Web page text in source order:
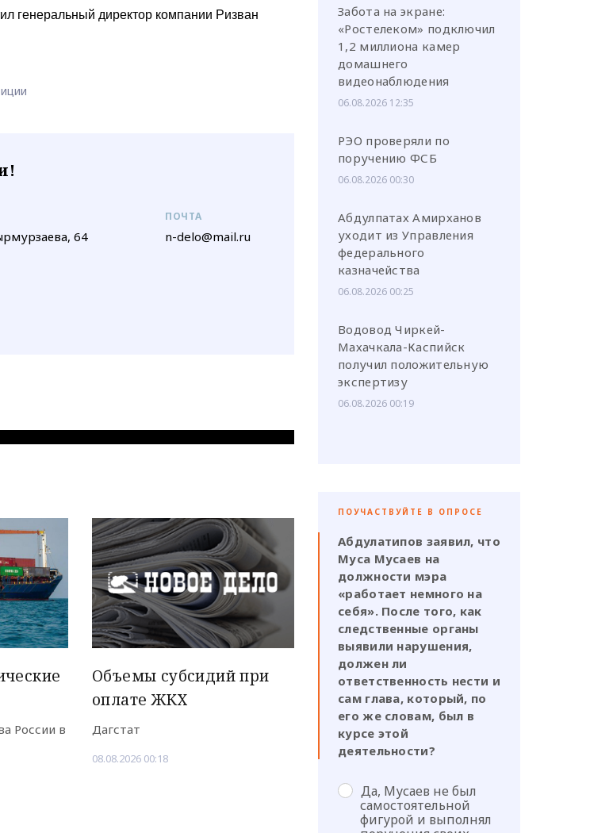
генеральный директор компании Ризван
64
ПОЧТА
n-delo@mail.ru
России в
Объемы субсидий при
оплате ЖКХ
Дагстат
08.08.2026 00:18
Забота на экране:
«Ростелеком» подключил
1,2 миллиона камер
домашнего
видеонаблюдения
06.08.2026 12:35
РЭО проверяли по
поручению ФСБ
06.08.2026 00:30
Абдулпатах Амирханов
уходит из Управления
федерального
казначейства
06.08.2026 00:25
Водовод Чиркей-
Махачкала-Каспийск
получил положительную
экспертизу
06.08.2026 00:19
ПОУЧАСТВУЙТЕ В ОПРОСЕ
Абдулатипов заявил, что
Муса Мусаев на
должности мэра
«работает немного на
себя». После того, как
следственные органы
выявили нарушения,
должен ли
ответственность нести и
сам глава, который, по
его же словам, был в
курсе этой
деятельности?
Да, Мусаев не был
самостоятельной
фигурой и выполнял